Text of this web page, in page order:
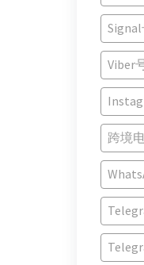
Viber
跨境